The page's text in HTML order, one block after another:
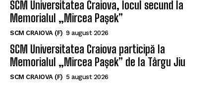
SCM Universitatea Craiova, locul secund la
Memorialul „Mircea Pașek”
SCM CRAIOVA (F) 9 august 2026
SCM Universitatea Craiova participă la
Memorialul „Mircea Pașek” de la Târgu Jiu
SCM CRAIOVA (F) 5 august 2026